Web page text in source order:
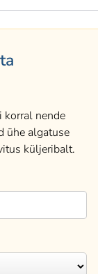
korral nende
ühe algatuse
küljeribalt.